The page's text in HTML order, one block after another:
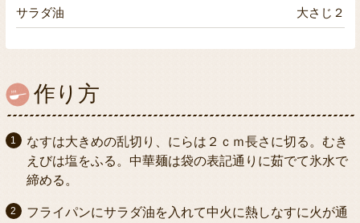
サラダ油 大さじ２
作り方
なすは大きめの乱切り、にらは２ｃｍ長さに切る。むき
えびは塩をふる。中華麺は袋の表記通りに茹でて氷水で
締める。
フライパンにサラダ油を入れて中火に熱しなすに火が通